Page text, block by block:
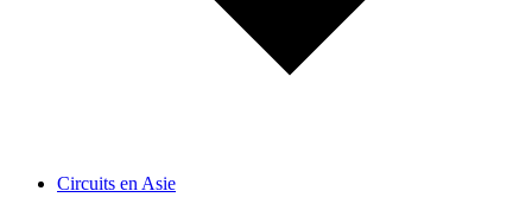
Circuits en Asie